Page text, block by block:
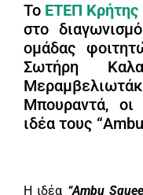
Το ΕΤΕΠ Κρήτης
στο
ομάδας
Σωτήρη
Μπουραντά, οι
ιδέα τους
Η ιδέα “Ambu